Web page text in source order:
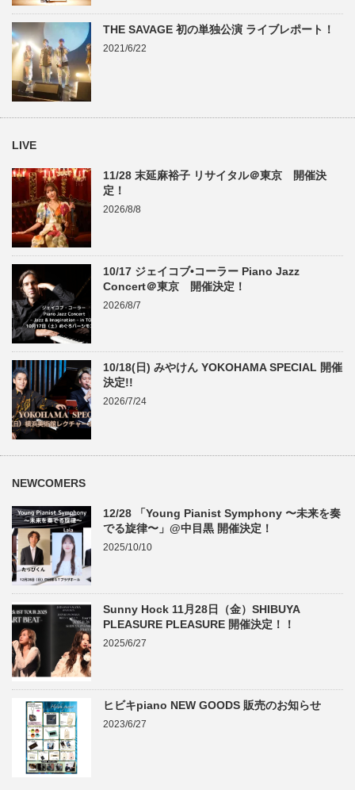
THE SAVAGE 初の単独公演 ライブレポート！
2021/6/22
LIVE
11/28 末延麻裕子 リサイタル＠東京 開催決
定！
2026/8/8
10/17 ジェイコブ•コーラー Piano Jazz
Concert＠東京 開催決定！
2026/8/7
10/18(日) みやけん YOKOHAMA SPECIAL 開催
決定!!
2026/7/24
NEWCOMERS
12/28 「Young Pianist Symphony 〜未来を奏
でる旋律〜」@中目黒 開催決定！
2025/10/10
Sunny Hock 11月28日（金）SHIBUYA
PLEASURE PLEASURE 開催決定！！
2025/6/27
ヒビキpiano NEW GOODS 販売のお知らせ
2023/6/27